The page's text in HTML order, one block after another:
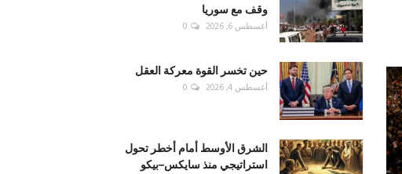
وقف مع سوريا
أغسطس 6, 2026 0
حين تخسر القوة معركة العقل
أغسطس 4, 2026 0
الشرق الأوسط أمام أخطر تحول
استراتيجي منذ سايكس–بيكو